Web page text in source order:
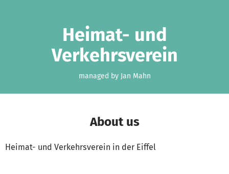
Heimat- und
Verkehrsverein
managed by Jan Mahn
About us
Heimat- und Verkehrsverein in der Eiffel